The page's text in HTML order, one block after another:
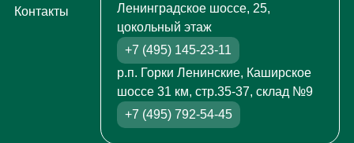
Контакты
Ленинградское шоссе, 25,
цокольный этаж
+7 (495) 145-23-11
р.п. Горки Ленинские, Каширское
шоссе 31 км, стр.35-37, склад №9
+7 (495) 792-54-45